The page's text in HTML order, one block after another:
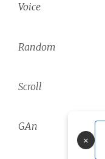
Voice
Random
×
Scroll
GAn